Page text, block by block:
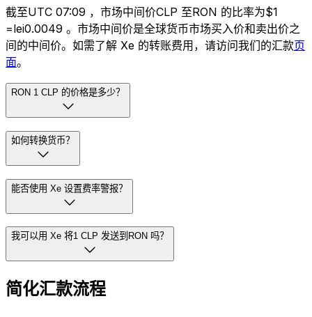
截至UTC 07:09 ，市场中间价CLP 至RON 的比率为$1
=lei0.0049 。市场中间价是全球货币市场买入价和卖出价之
间的中间价。如需了解 Xe 的转账费用，请访问我们的汇款页
面。
RON 1 CLP 的价格是多少？
如何转换货币？
能否使用 Xe 设置费率警报？
我可以用 Xe 将1 CLP 发送到RON 吗？
简化汇款流程